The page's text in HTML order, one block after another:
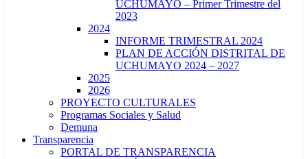
UCHUMAYO – Primer Trimestre del
2023
2024
INFORME TRIMESTRAL 2024
PLAN DE ACCIÓN DISTRITAL DE
UCHUMAYO 2024 – 2027
2025
2026
PROYECTO CULTURALES
Programas Sociales y Salud
Demuna
Transparencia
PORTAL DE TRANSPARENCIA